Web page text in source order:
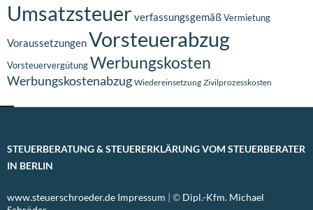
Umsatzsteuer verfassungsgemäßVermietung
VoraussetzungenVorsteuerabzug
VorsteuervergütungWerbungskosten
Werbungskostenabzug Wiedereinsetzung Zivilprozesskosten
STEUERBERATUNG & STEUERERKLÄRUNG VOM STEUERBERATER
IN BERLIN
www.steuerschroeder.de Impressum | © Dipl.-Kfm. Michael